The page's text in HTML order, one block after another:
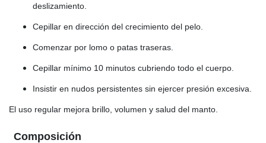
deslizamiento.
Cepillar en dirección del crecimiento del pelo.
Comenzar por lomo o patas traseras.
Cepillar mínimo 10 minutos cubriendo todo el cuerpo.
Insistir en nudos persistentes sin ejercer presión excesiva.
El uso regular mejora brillo, volumen y salud del manto.
Composición